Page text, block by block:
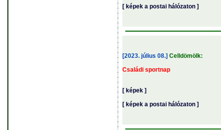
[ képek a postai hálózaton ]
[2023. július 08.] Celldömölk:
Családi sportnap
[ képek ]
[ képek a postai hálózaton ]